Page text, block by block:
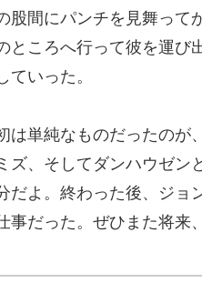
股間にパンチを見舞って
ところへ行って彼を運び
ていった。
は単純なものだったのが
ズ、そしてダンハウゼン
だよ。終わった後、ジョ
事だった。ぜひまた将来